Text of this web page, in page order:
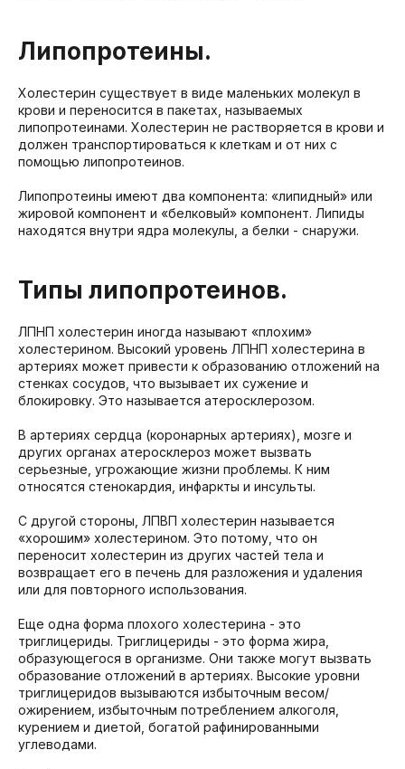
Липопротеины.
Холестерин существует в виде маленьких молекул в
крови и переносится в пакетах, называемых
липопротеинами. Холестерин не растворяется в крови и
должен транспортироваться к клеткам и от них с
помощью липопротеинов.
Липопротеины имеют два компонента: «липидный» или
жировой компонент и «белковый» компонент. Липиды
находятся внутри ядра молекулы, а белки - снаружи.
Типы липопротеинов.
ЛПНП холестерин иногда называют «плохим»
холестерином. Высокий уровень ЛПНП холестерина в
артериях может привести к образованию отложений на
стенках сосудов, что вызывает их сужение и
блокировку. Это называется атеросклерозом.
В артериях сердца (коронарных артериях), мозге и
других органах атеросклероз может вызвать
серьезные, угрожающие жизни проблемы. К ним
относятся стенокардия, инфаркты и инсульты.
С другой стороны, ЛПВП холестерин называется
«хорошим» холестерином. Это потому, что он
переносит холестерин из других частей тела и
возвращает его в печень для разложения и удаления
или для повторного использования.
Еще одна форма плохого холестерина - это
триглицериды. Триглицериды - это форма жира,
образующегося в организме. Они также могут вызвать
образование отложений в артериях. Высокие уровни
триглицеридов вызываются избыточным весом/
ожирением, избыточным потреблением алкоголя,
курением и диетой, богатой рафинированными
углеводами.